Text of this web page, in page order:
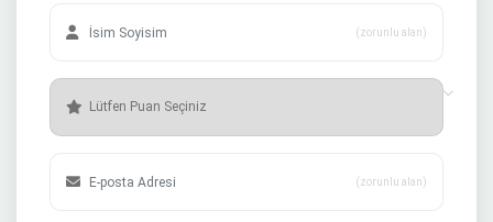
(zorunlu alan)
(zorunlu alan)